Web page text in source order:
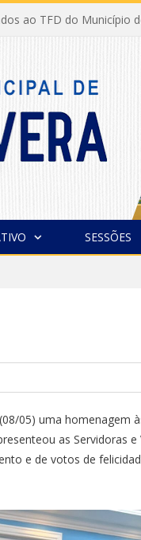
ao TFD do Município
SESSÕES
05) uma homenagem
as Servidoras e
e de votos de